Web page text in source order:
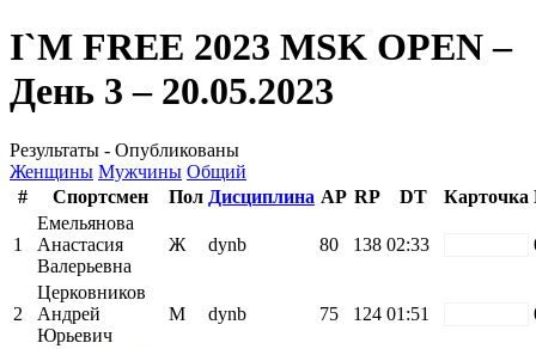
I`M FREE 2023 MSK OPEN –
День 3 – 20.05.2023
Результаты - Опубликованы
Женщины Мужчины Общий
#
Спортсмен Пол Дисциплина AP RP DT Карточка
1
Емельянова
Анастасия
Валерьевна
Ж dynb 80 138 02:33
2
Церковников
Андрей
Юрьевич
М dynb 75 124 01:51